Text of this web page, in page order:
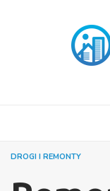
DROGI I REMONTY